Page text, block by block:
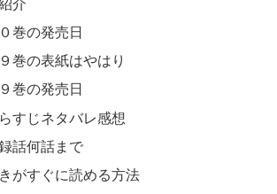
介
巻の発売日
巻の表紙はやはり
巻の発売日
すじネタバレ感想
話何話まで
がすぐに読める方法